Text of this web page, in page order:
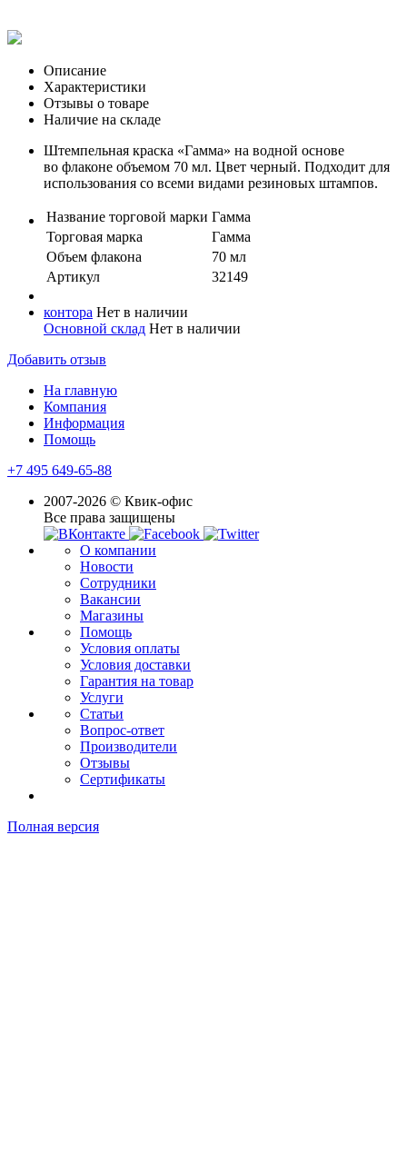
Описание
Характеристики
Отзывы о товаре
Наличие на складе
Штемпельная краска «Гамма» на водной основе
во флаконе объемом 70 мл. Цвет черный. Подходит для
использования со всеми видами резиновых штампов.
Название торговой марки Гамма
Торговая марка
Гамма
Объем флакона
70 мл
Артикул
32149
контора Нет в наличии
Основной склад Нет в наличии
Добавить отзыв
На главную
Компания
Информация
Помощь
+7 495 649-65-88
2007-2026 © Квик-офис
Все права защищены
О компании
Новости
Сотрудники
Вакансии
Магазины
Помощь
Условия оплаты
Условия доставки
Гарантия на товар
Услуги
Статьи
Вопрос-ответ
Производители
Отзывы
Сертификаты
Полная версия